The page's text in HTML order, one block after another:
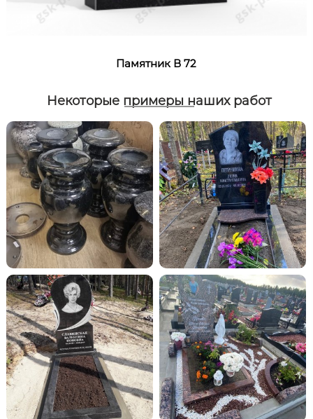
Памятник В 72
Некоторые примеры наших работ